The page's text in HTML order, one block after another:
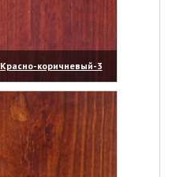
Красно-коричневый-3
(увеличить)